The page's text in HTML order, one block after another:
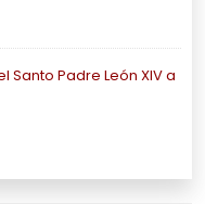
Santo Padre León XIV a